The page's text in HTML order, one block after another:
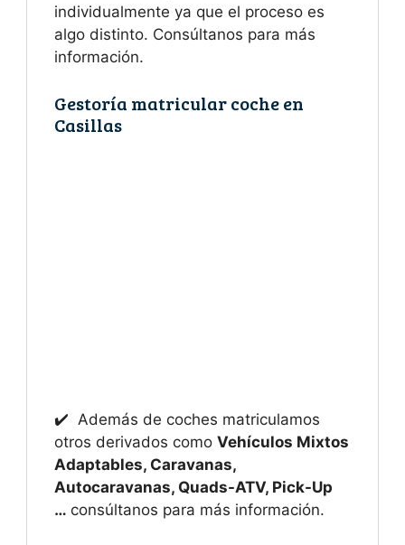
individualmente ya que el proceso es
algo distinto. Consúltanos para más
información.
Gestoría matricular coche en
Casillas
✔️ Además de coches matriculamos
otros derivados como Vehículos Mixtos
Adaptables, Caravanas,
Autocaravanas, Quads-ATV, Pick-Up
… consúltanos para más información.